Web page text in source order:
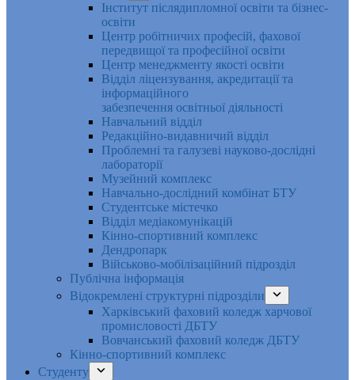
Інститут післядипломної освіти та бізнес-
освіти
Центр робітничих професій, фахової
передвищої та професійної освіти
Центр менеджменту якості освіти
Відділ ліцензування, акредитації та
інформаційного
забезпечення освітньої діяльності
Навчальний відділ
Редакційно-видавничий відділ
Проблемні та галузеві науково-дослідні
лабораторії
Музейний комплекс
Навчально-дослідний комбінат БТУ
Студентське містечко
Відділ медіакомунікацій
Кінно-спортивний комплекс
Дендропарк
Військово-мобілізаційний підрозділ
Публічна інформація
Відокремлені структурні підрозділи
Харківський фаховий коледж харчової
промисловості ДБТУ
Вовчанський фаховий коледж ДБТУ
Кінно-спортивний комплекс
Студенту